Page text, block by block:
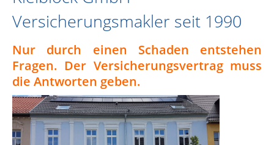
Versicherungsmakler seit 1990
Nur durch einen Schaden entstehen
Fragen. Der Versicherungsvertrag muss
die Antworten geben.